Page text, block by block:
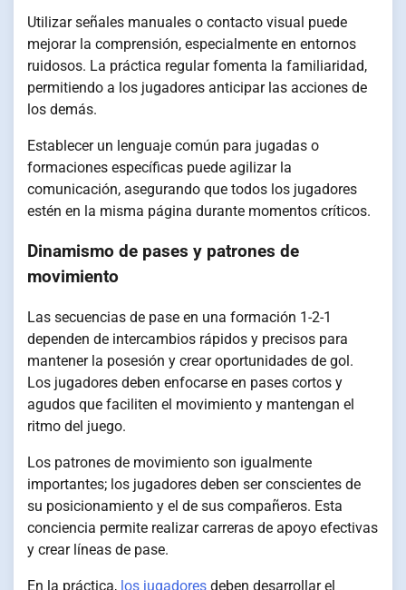
Utilizar señales manuales o contacto visual puede
mejorar la comprensión, especialmente en entornos
ruidosos. La práctica regular fomenta la familiaridad,
permitiendo a los jugadores anticipar las acciones de
los demás.
Establecer un lenguaje común para jugadas o
formaciones específicas puede agilizar la
comunicación, asegurando que todos los jugadores
estén en la misma página durante momentos críticos.
Dinamismo de pases y patrones de
movimiento
Las secuencias de pase en una formación 1-2-1
dependen de intercambios rápidos y precisos para
mantener la posesión y crear oportunidades de gol.
Los jugadores deben enfocarse en pases cortos y
agudos que faciliten el movimiento y mantengan el
ritmo del juego.
Los patrones de movimiento son igualmente
importantes; los jugadores deben ser conscientes de
su posicionamiento y el de sus compañeros. Esta
conciencia permite realizar carreras de apoyo efectivas
y crear líneas de pase.
En la práctica, los jugadores deben desarrollar el